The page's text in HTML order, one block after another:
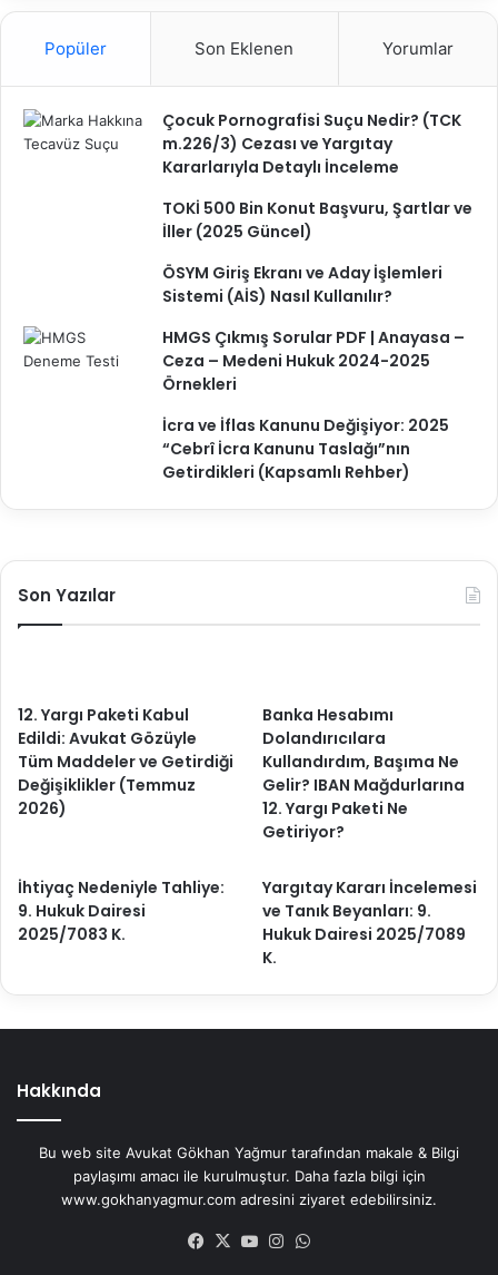
K
Popüler Son Eklenen Yorumlar
Çocuk Pornografisi Suçu Nedir? (TCK
m.226/3) Cezası ve Yargıtay
Kararlarıyla Detaylı İnceleme
TOKİ 500 Bin Konut Başvuru, Şartlar ve
İller (2025 Güncel)
ÖSYM Giriş Ekranı ve Aday İşlemleri
Sistemi (AİS) Nasıl Kullanılır?
HMGS Çıkmış Sorular PDF | Anayasa –
Ceza – Medeni Hukuk 2024-2025
Örnekleri
İcra ve İflas Kanunu Değişiyor: 2025
“Cebrî İcra Kanunu Taslağı”nın
Getirdikleri (Kapsamlı Rehber)
Son Yazılar
12. Yargı Paketi Kabul
Edildi: Avukat Gözüyle
Tüm Maddeler ve Getirdiği
Değişiklikler (Temmuz
2026)
Banka Hesabımı
Dolandırıcılara
Kullandırdım, Başıma Ne
Gelir? IBAN Mağdurlarına
12. Yargı Paketi Ne
Getiriyor?
İhtiyaç Nedeniyle Tahliye:
9. Hukuk Dairesi
2025/7083 K.
Yargıtay Kararı İncelemesi
ve Tanık Beyanları: 9.
Hukuk Dairesi 2025/7089
K.
Hakkında
Bu web site Avukat Gökhan Yağmur tarafından makale & Bilgi
paylaşımı amacı ile kurulmuştur. Daha fazla bilgi için
www.gokhanyagmur.com adresini ziyaret edebilirsiniz.
Facebook
X YouTubeInstagram